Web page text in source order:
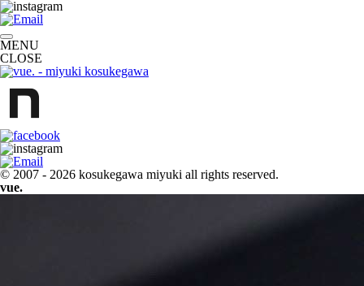
MENU
CLOSE
© 2007 - 2026 kosukegawa miyuki all rights reserved.
vue.